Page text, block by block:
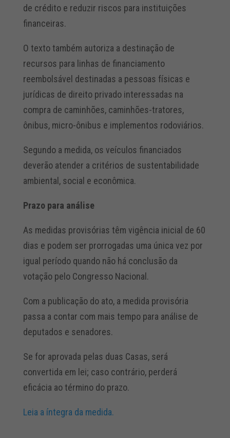
de crédito e reduzir riscos para instituições
financeiras.
O texto também autoriza a destinação de
recursos para linhas de financiamento
reembolsável destinadas a pessoas físicas e
jurídicas de direito privado interessadas na
compra de caminhões, caminhões-tratores,
ônibus, micro-ônibus e implementos rodoviários.
Segundo a medida, os veículos financiados
deverão atender a critérios de sustentabilidade
ambiental, social e econômica.
Prazo para análise
As medidas provisórias têm vigência inicial de 60
dias e podem ser prorrogadas uma única vez por
igual período quando não há conclusão da
votação pelo Congresso Nacional.
Com a publicação do ato, a medida provisória
passa a contar com mais tempo para análise de
deputados e senadores.
Se for aprovada pelas duas Casas, será
convertida em lei; caso contrário, perderá
eficácia ao término do prazo.
Leia a íntegra da medida.